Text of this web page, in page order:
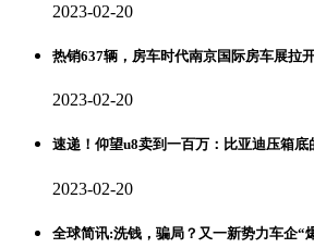
2023-02-20
热销637辆，房车时代南京国际房车展拉
2023-02-20
速递！仰望u8卖到一百万：比亚迪压箱底
2023-02-20
全球简讯:洗钱，骗局？又一新势力车企“